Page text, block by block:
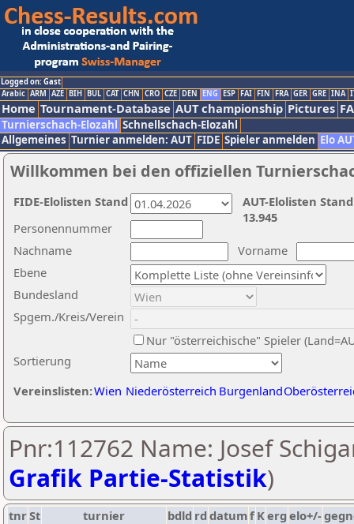
Logged on: Gast
Arabic ARM AZE BIH BUL CAT CHN CRO CZE DEN ENG ESP FAI FIN FRA GER GRE INA
Home Tournament-Database AUT championship Pictures
Turnierschach-Elozahl Schnellschach-Elozahl
Allgemeines Turnier anmelden: AUT FIDE Spieler anmelden Elo
Willkommen bei den offiziellen
Nachname
Vorname
Ebene
Sortierung
Personennummer
Bundesland
Spgem./Kreis/Verein
Nur "österreichische" Spieler
Vereinslisten:Wien Niederösterreich Burgenland
AUT-Elolisten
13.945
FIDE-Elolisten Stand
Pnr:112762 Name: Josef
Grafik Partie-Statistik)
tnrSt turnier bdld rd datumf Kerg elo+/-